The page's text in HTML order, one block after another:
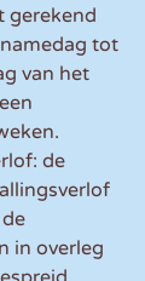
gerekend
tot
van het
de
in overleg